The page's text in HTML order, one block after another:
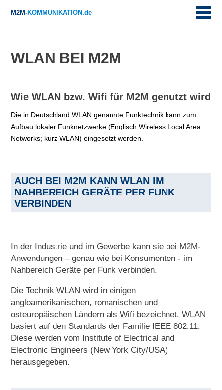
M2M-KOMMUNIKATION.de
WLAN BEI M2M
Wie WLAN bzw. Wifi für M2M genutzt wird
Die in Deutschland WLAN genannte Funktechnik kann zum
Aufbau lokaler Funknetzwerke (Englisch Wireless Local Area
Networks; kurz WLAN) eingesetzt werden.
AUCH BEI M2M KANN WLAN IM
NAHBEREICH GERÄTE PER FUNK
VERBINDEN
In der Industrie und im Gewerbe kann sie bei M2M-
Anwendungen – genau wie bei Konsumenten - im
Nahbereich Geräte per Funk verbinden.
Die Technik WLAN wird in einigen
angloamerikanischen, romanischen und
osteuropäischen Ländern als Wifi bezeichnet. WLAN
basiert auf den Standards der Familie IEEE 802.11.
Diese werden vom Institute of Electrical and
Electronic Engineers (New York City/USA)
herausgegeben.